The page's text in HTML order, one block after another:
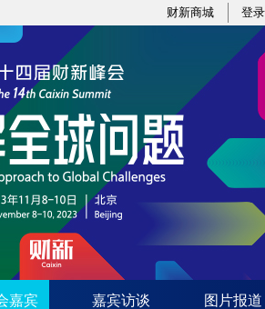
财新商城 登录
嘉宾 嘉宾访谈 图片报道